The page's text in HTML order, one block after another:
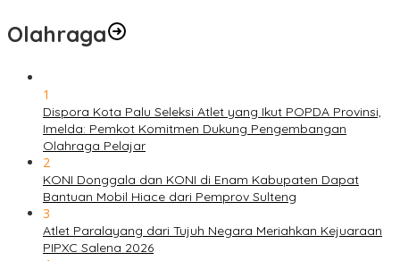
Olahraga
1
Dispora Kota Palu Seleksi Atlet yang Ikut POPDA Provinsi,
Imelda: Pemkot Komitmen Dukung Pengembangan
Olahraga Pelajar
2
KONI Donggala dan KONI di Enam Kabupaten Dapat
Bantuan Mobil Hiace dari Pemprov Sulteng
3
Atlet Paralayang dari Tujuh Negara Meriahkan Kejuaraan
PIPXC Salena 2026